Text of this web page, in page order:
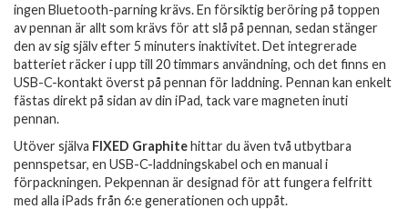
ingen Bluetooth-parning krävs. En försiktig beröring på toppen
av pennan är allt som krävs för att slå på pennan, sedan stänger
den av sig själv efter 5 minuters inaktivitet. Det integrerade
batteriet räcker i upp till 20 timmars användning, och det finns en
USB-C-kontakt överst på pennan för laddning. Pennan kan enkelt
fästas direkt på sidan av din iPad, tack vare magneten inuti
pennan.
Utöver själva FIXED Graphitehittar du även två utbytbara
pennspetsar, en USB-C-laddningskabel och en manual i
förpackningen. Pekpennan är designad för att fungera felfritt
med alla iPads från 6:e generationen och uppåt.